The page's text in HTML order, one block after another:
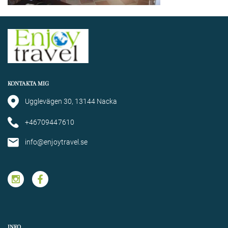
KONTAKTA MIG
Ugglevägen 30, 13144 Nacka
+46709447610
info@enjoytravel.se